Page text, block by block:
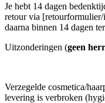
Je hebt 14 dagen
retour via
daarna binnen 14 dagen
Uitzonderingen (geen
Verzegelde cosmetica/
levering is verbroken